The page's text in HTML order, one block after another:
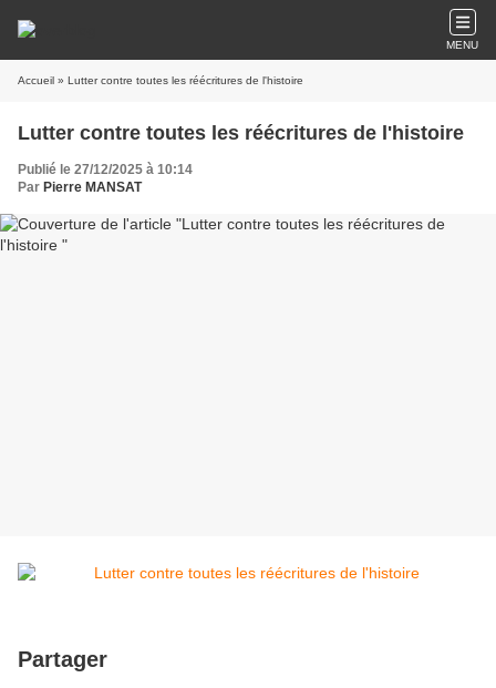
MENU
Accueil » Lutter contre toutes les réécritures de l'histoire
Lutter contre toutes les réécritures de l'histoire
Publié le 27/12/2025 à 10:14
Par Pierre MANSAT
Partager